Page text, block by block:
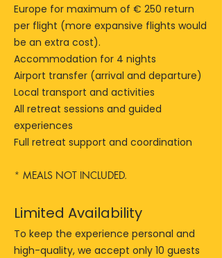
Europe for maximum of € 250 return
per flight (more expansive flights would
be an extra cost).
Accommodation for 4 nights
Airport transfer (arrival and departure)
Local transport and activities
All retreat sessions and guided
experiences
Full retreat support and coordination
* MEALS NOT INCLUDED.
Limited Availability
To keep the experience personal and
high-quality, we accept only 10 guests